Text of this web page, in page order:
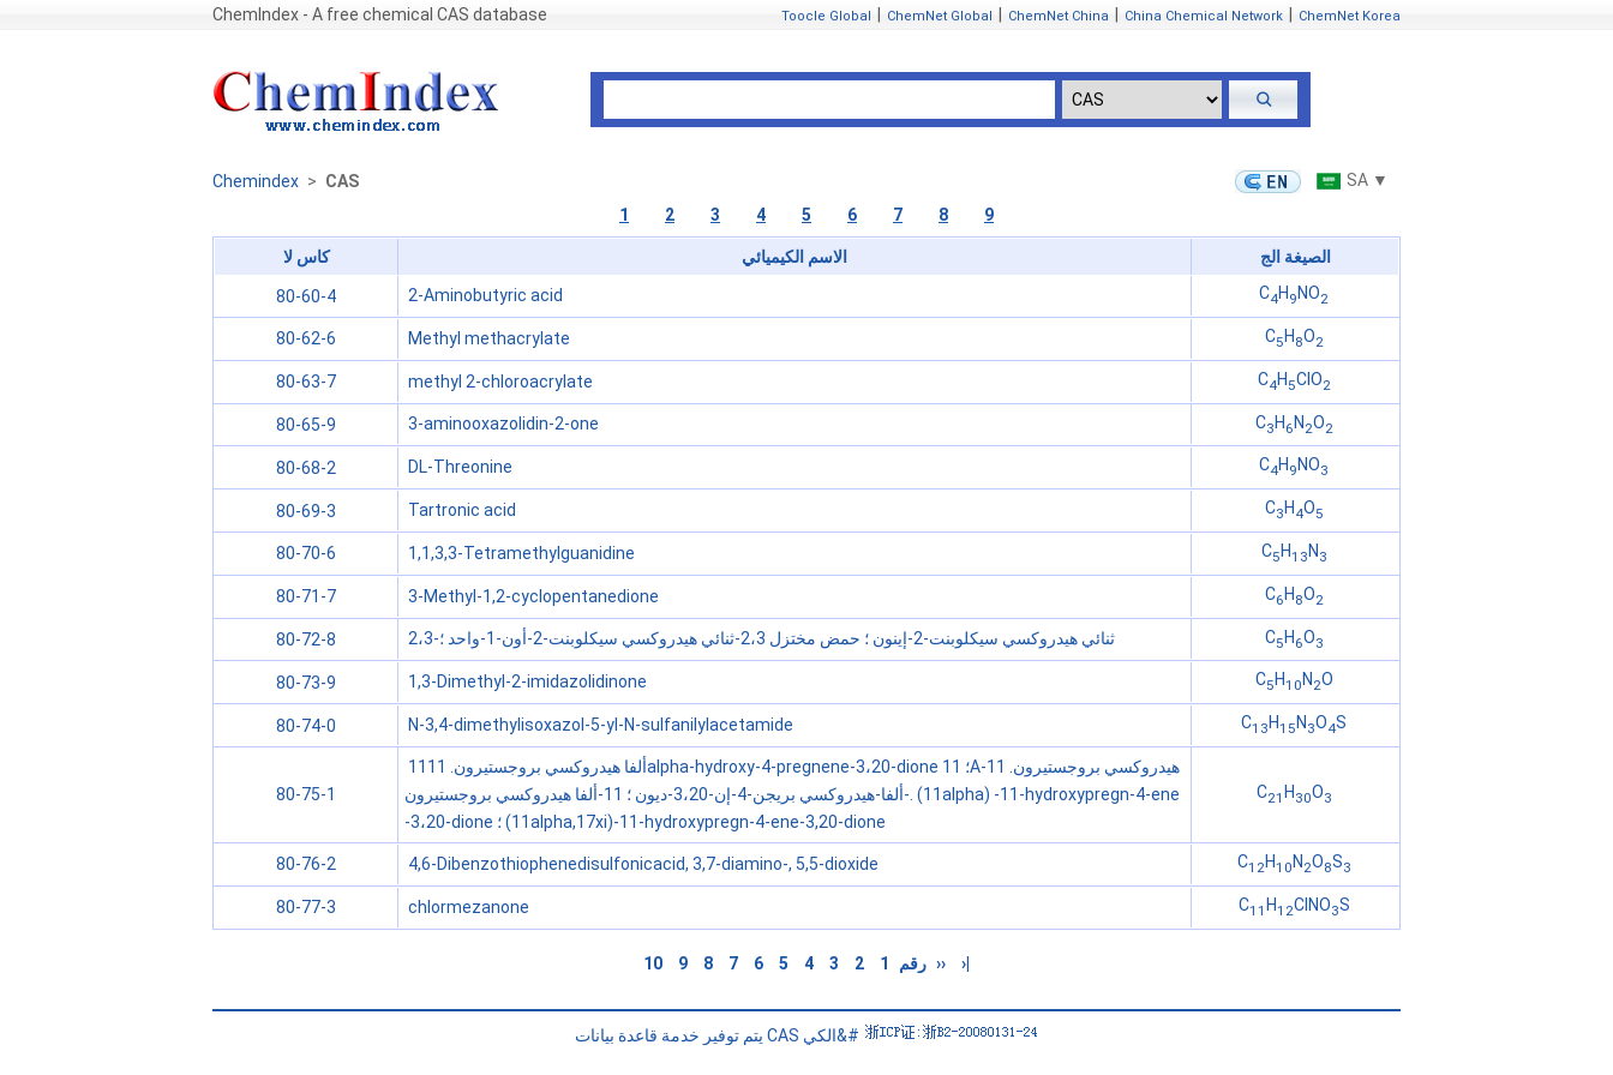
ChemIndex - A free chemical CAS database Toocle Global ChemNet Global ChemNet China China Chemical Network ChemNet Korea
Chemindex > CAS
SA ▼
1
2 3 4 5 6 7 8 9
كاس لا الاسم الكيميائي الصيغة الج
80-60-4 2-Aminobutyric acid C4H 9 NO2
80-62-6 Methyl methacrylate C5 H 8O2
80-63-7 methyl 2-chloroacrylate C4H 5ClO2
80-65-9 3-aminooxazolidin-2-one C3H6N2O2
80-68-2 DL-Threonine C4H 9 NO3
80-69-3 Tartronic acid C3 H 4O5
80-70-6 1,1,3,3-Tetramethylguanidine C5 H13 N 3
80-71-7 3-Methyl-1,2-cyclopentanedione C6 H 8O2
80-72-8 2،3-ثنائي هيدروكسي سيكلوبنت-2-إينون ؛ حمض مختزل 2،3-ثنائي هيدروكسي سيكلوبنت-2-أون-1-واحد ؛ C5H6O3
80-73-9 1,3-Dimethyl-2-imidazolidinone C5 H10 N 2O
80-74-0 N-3,4-dimethylisoxazol-5-yl-N-sulfanilylacetamide C13 H15 N 3O4S
80-75-1
11ألفا هيدروكسي بروجستيرون. 11alpha-hydroxy-4-pregnene-3،20-dione ؛ 11A-هيدروكسي بروجستيرون. 11
-ألفا-هيدروكسي بريجن-4-إن-3،20-ديون ؛ 11-ألفا هيدروكسي بروجستيرون. (11alpha) -11-hydroxypregn-4-ene
-3،20-dione ؛ (11alpha,17xi)-11-hydroxypregn-4-ene-3,20-dione
C21 H 30O3
80-76-2 4,6-Dibenzothiophenedisulfonicacid, 3,7-diamino-, 5,5-dioxide C12 H10 N 2O8S3
80-77-3 chlormezanone C11 H12ClNO3S
رقم 1
2
3
4
5
6
7
8
9
10 ›› ›|
يتم توفير خدمة قاعدة بيانات CAS الكي&#